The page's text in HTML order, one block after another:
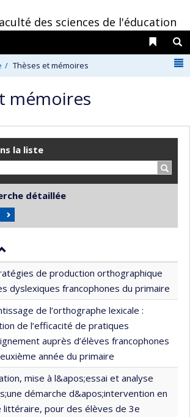
des sciences de l'éducation
Liens
Thèses et mémoires
mémoires
la liste
détaillée
en ordre décroissant
par titre en ordre décroissant
de production orthographique
dyslexiques francophones du primaire
de l’orthographe lexicale :
de l’efficacité de pratiques
auprès d’élèves francophones
année du primaire
mise à l&apos;essai et analyse
démarche d&apos;intervention en
littéraire, pour des élèves de 3e